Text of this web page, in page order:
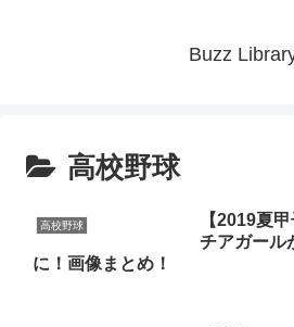
Buzz
高校野球
高校野球
【2019夏
チアガール
に！画像まとめ！